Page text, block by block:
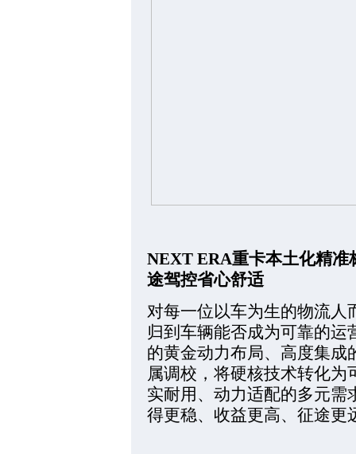
NEXT ERA重卡本土化精准
途驾控省心舒适
对每一位以车为生的物流人
归到车辆能否成为可靠的运
的黄金动力布局、高度集成
属调校，将硬核技术转化
实耐用、动力适配的多元需
得更稳、收益更高、征途更